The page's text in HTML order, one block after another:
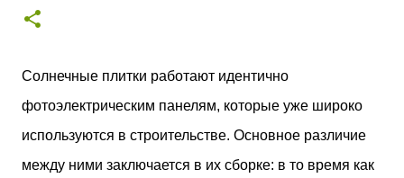
районе Cité Créative, стал примером гармоничной
интеграции современной архитектуры в
двух объектов: «Théia» (75 квартир, из которых 17
м²) и «Opale & Sens» (38 квартир, включая 11
доступных, площадь 2 845 м²). В общей сложности
строгих норм пожарной безопасности,
Солнечные плитки работают идентично
фотоэлектрическим панелям, которые уже широко
используются в строительстве. Основное различие
между ними заключается в их сборке: в то время как